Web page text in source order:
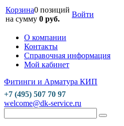
Корзина0 позиций
на сумму 0 руб.
Войти
О компании
Контакты
Справочная информация
Мой кабинет
Фитинги и Арматура КИП
+7 (495) 507 70 97
welcome@dk-service.ru